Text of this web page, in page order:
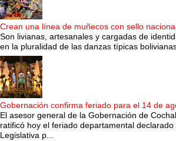
Crean una línea de muñecos con sello
Son livianas, artesanales y cargadas de
en la pluralidad de las danzas típicas
Gobernación confirma feriado para el 14 de
El asesor general de la Gobernación de
ratificó hoy el feriado departamental declarado
Legislativa p...